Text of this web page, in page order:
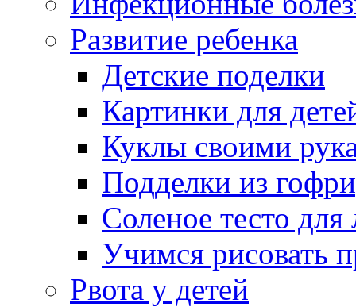
Развитие ребенка
Детские поделки
Картинки для
Куклы своими
Подделки из
Соленое тесто для
Учимся рисовать
Рвота у детей